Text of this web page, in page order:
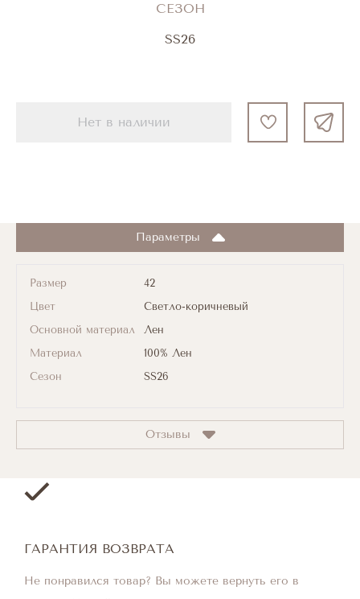
СЕЗОН
SS26
Нет в наличии
Параметры
Размер
42
Цвет
Светло-коричневый
Основной материал
Лен
Материал
100% Лен
Сезон
SS26
Отзывы
ГАРАНТИЯ ВОЗВРАТА
Не понравился товар? Вы можете вернуть его в